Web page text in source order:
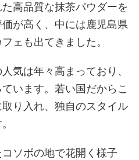
高品質な抹茶パウダーを
が高く、中には鹿児島県
ェも出てきました。
気は年々高まっており、
います。若い国だからこ
り入れ、独自のスタイル
ソボの地で花開く様子